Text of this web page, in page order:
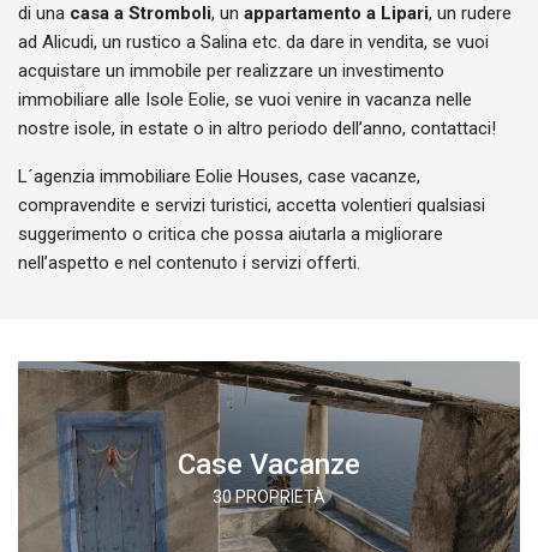
di una casa a Stromboli, un appartamento a Lipari, un rudere
ad Alicudi, un rustico a Salina etc. da dare in vendita, se vuoi
acquistare un immobile per realizzare un investimento
immobiliare alle Isole Eolie, se vuoi venire in vacanza nelle
nostre isole, in estate o in altro periodo dell’anno, contattaci!
L´agenzia immobiliare Eolie Houses, case vacanze,
compravendite e servizi turistici, accetta volentieri qualsiasi
suggerimento o critica che possa aiutarla a migliorare
nell’aspetto e nel contenuto i servizi offerti.
Case Vacanze
30 PROPRIETÀ